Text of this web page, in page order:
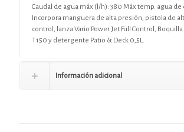
Caudal de agua máx (l/h): 380 Máx temp. agua de
Incorpora manguera de alta presión, pistola de
control, lanza Vario Power Jet Full Control,
T150 y detergente Patio & Deck 0,5L.
Información adicional